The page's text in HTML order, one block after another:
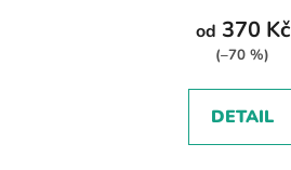
od 370 Kč
(–70 %)
DETAIL